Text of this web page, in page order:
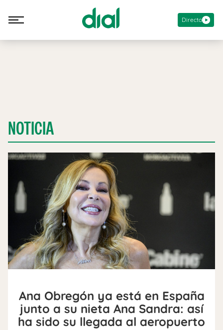
Directo
NOTICIA
Ana Obregón ya está en España
junto a su nieta Ana Sandra: así
ha sido su llegada al aeropuerto